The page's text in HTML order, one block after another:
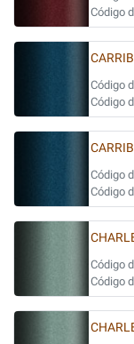
Código
Código
Código
Código
Código
Código
Código